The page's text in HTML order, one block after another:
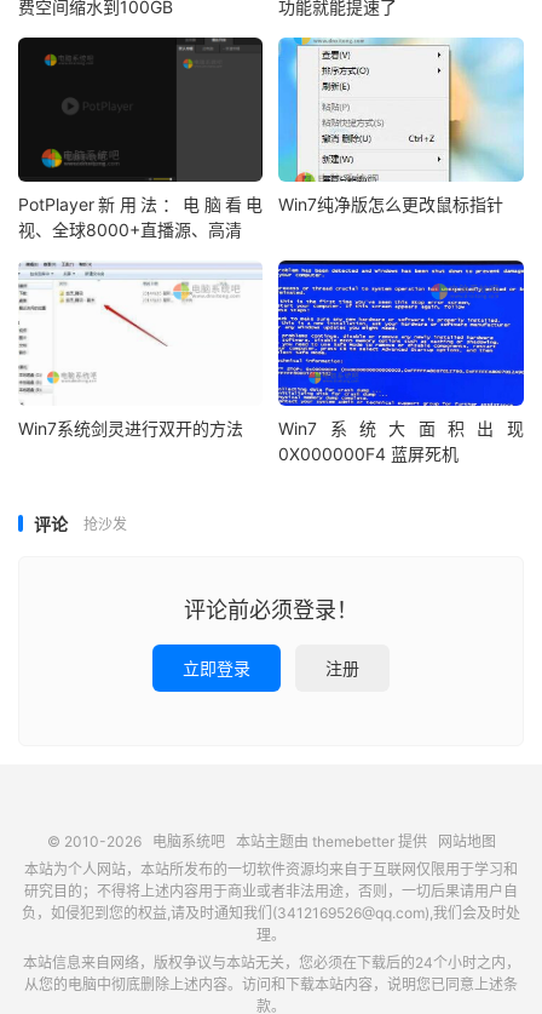
费空间缩水到100GB
功能就能提速了
PotPlayer新用法：电脑看电
视、全球8000+直播源、高清
Win7纯净版怎么更改鼠标指针
Win7系统剑灵进行双开的方法
Win7系统大面积出现
0X000000F4 蓝屏死机
评论 抢沙发
评论前必须登录！
立即登录 注册
© 2010-2026 电脑系统吧本站主题由 themebetter提供
网站地图
本站为个人网站，本站所发布的一切软件资源均来自于互联网仅限用于学习和
研究目的；不得将上述内容用于商业或者非法用途，否则，一切后果请用户自
负，如侵犯到您的权益,请及时通知我们(3412169526@qq.com),我们会及时处
理。
本站信息来自网络，版权争议与本站无关，您必须在下载后的24个小时之内，
从您的电脑中彻底删除上述内容。访问和下载本站内容，说明您已同意上述条
款。